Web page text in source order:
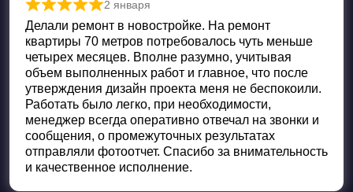
Оценка 5из 5
2 января
Делали ремонт в новостройке. На ремонт
квартиры 70 метров потребовалось чуть меньше
четырех месяцев. Вполне разумно, учитывая
объем выполненных работ и главное, что после
утверждения дизайн проекта меня не беспокоили.
Работать было легко, при необходимости,
менеджер всегда оперативно отвечал на звонки и
сообщения, о промежуточных результатах
отправляли фотоотчет. Спасибо за внимательность
и качественное исполнение.